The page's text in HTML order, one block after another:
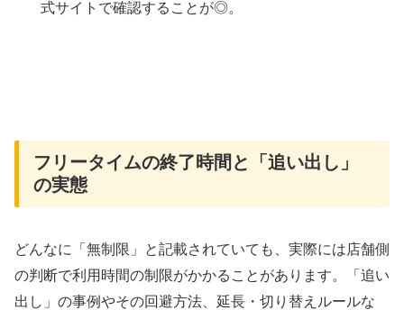
式サイトで確認することが◎。
フリータイムの終了時間と「追い出し」
の実態
どんなに「無制限」と記載されていても、実際には店舗側
の判断で利用時間の制限がかかることがあります。「追い
出し」の事例やその回避方法、延長・切り替えルールな